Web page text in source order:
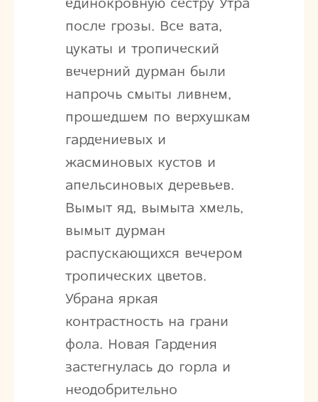
после грозы. Все вата,
цукаты и тропический
вечерний дурман были
напрочь смыты ливнем,
прошедшем по верхушкам
гардениевых и
жасминовых кустов и
апельсиновых деревьев.
Вымыт яд, вымыта хмель,
вымыт дурман
распускающихся вечером
тропических цветов.
Убрана яркая
контрастность на грани
фола. Новая Гардения
застегнулась до горла и
неодобрительно